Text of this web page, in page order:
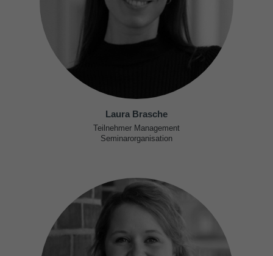
Laura Brasche
Teilnehmer Management
Seminarorganisation